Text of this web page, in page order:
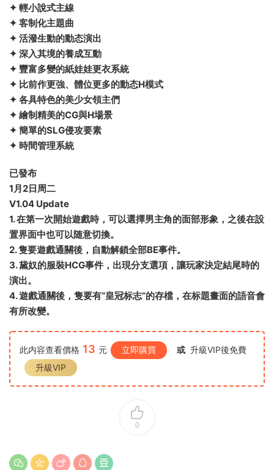
✦ 輕小說式主線
✦ 客制化主題曲
✦ 活潑生動的動态演出
✦ 深入其境的養成互動
✦ 豐富多變的紙娃娃更衣系統
✦ 比前作更強、體位更多的動态H模式
✦ 各具特色的美少女領主們
✦ 繪制精美的CG與H場景
✦ 簡單的SLG侵攻要素
✦ 時間管理系統
已發布
1月2日周二
V1.04 Update
1. 在第一次開始遊戲時，可以選擇男主角的面部形象，之後在設
置界面中也可以随意切換。
2. 隻要遊戲通關後，自動解鎖全部BE事件。
3. 黛奴的服裝HCG事件，出現分支選項，讓玩家決定結尾時的
演出。
4. 遊戲通關後，隻要有“皇冠标志”的存檔，在标題畫面的語音會
有所改變。
此内容查看價格 13 元 立即購買 或 升級VIP後免費
升級VIP
0